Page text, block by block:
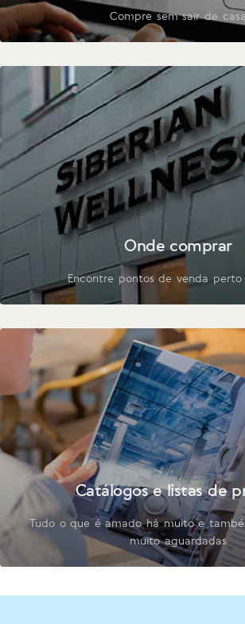
Compre sem sair de
Onde comprar
Encontre pontos de venda
Catálogos e listas de
Tudo o que é amado há muito e
muito aguardadas